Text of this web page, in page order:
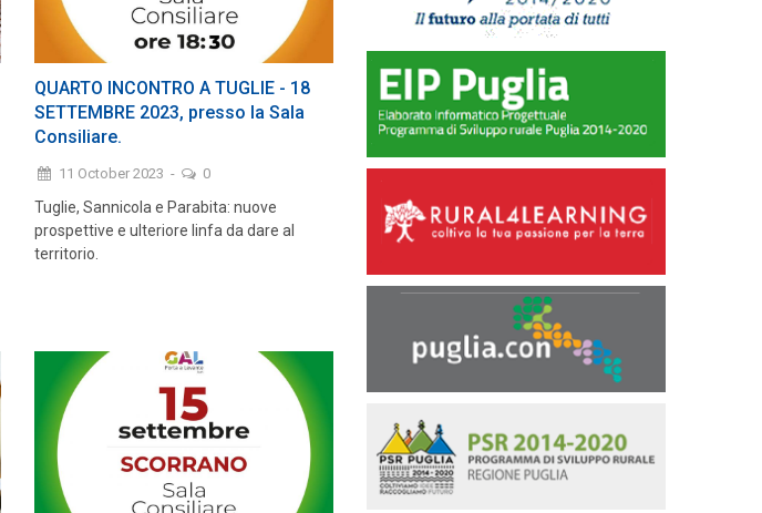
QUARTO INCONTRO A TUGLIE - 18
SETTEMBRE 2023, presso la Sala
Consiliare.
11 October 2023 - 0
Tuglie, Sannicola e Parabita: nuove
prospettive e ulteriore linfa da dare al
territorio.